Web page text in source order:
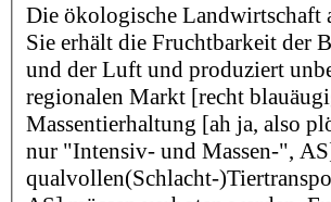
Die ökologische Landwirtschaft
Sie erhält die Fruchtbarkeit der
und der Luft und produziert
regionalen Markt [recht
Massentierhaltung [ah ja, also
nur "Intensiv- und Massen-",
qualvollen(Schlacht-